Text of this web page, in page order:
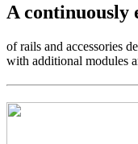
A continuously
of rails and accessories
with additional modules